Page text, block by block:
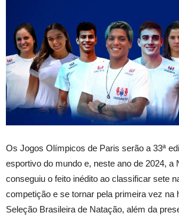
Os Jogos Olímpicos de Paris serão a 33ª
esportivo do mundo e, neste ano de 2024, a
conseguiu o feito inédito ao classificar sete
competição e se tornar pela primeira vez na
Seleção Brasileira de Natação, além da